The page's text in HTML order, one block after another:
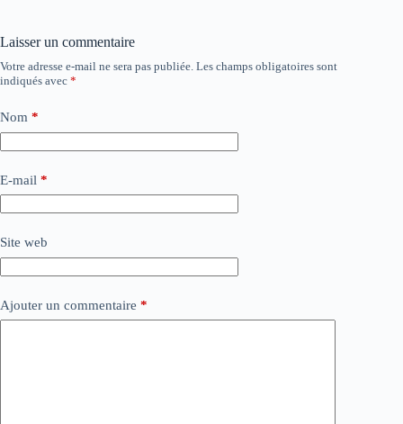
Laisser un commentaire
Votre adresse e-mail ne sera pas publiée. Les champs obligatoires sont
indiqués avec *
Nom *
E-mail *
Site web
Ajouter un commentaire *